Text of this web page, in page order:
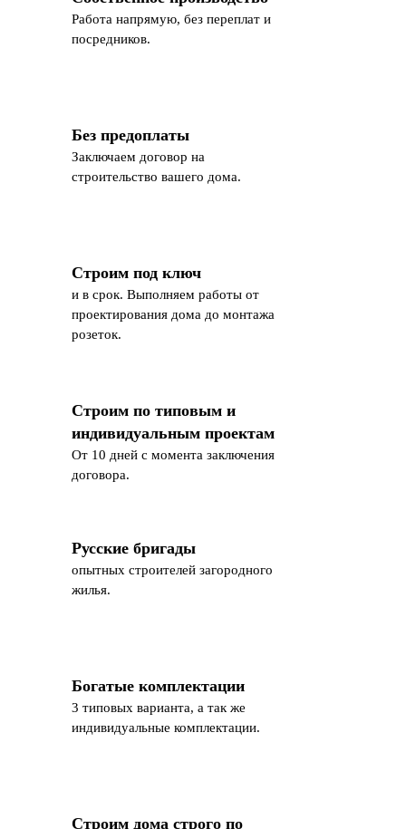
Работа напрямую, без переплат и
посредников.
Без предоплаты
Заключаем договор на
строительство вашего дома.
Строим под ключ
и в срок. Выполняем работы от
проектирования дома до монтажа
розеток.
Строим по типовым и
индивидуальным проектам
От 10 дней с момента заключения
договора.
Русские бригады
опытных строителей загородного
жилья.
Богатые комплектации
3 типовых варианта, а так же
индивидуальные комплектации.
Строим дома строго по